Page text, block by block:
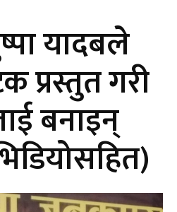
यादबले
प्रस्तुत गरी
बनाइन्